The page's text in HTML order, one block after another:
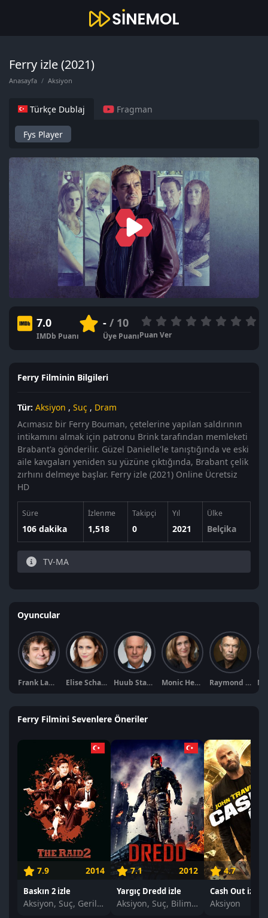
Ferry izle (2021)
Anasayfa Aksiyon
Türkçe Dublaj Fragman
Fys Player
7.0
IMDb Puanı
-/ 10
Üye PuanıPuan Ver
Ferry Filminin Bilgileri
Tür: Aksiyon , Suç , Dram
Acımasız bir Ferry Bouman, çetelerine yapılan saldırının
intikamını almak için patronu Brink tarafından memleketi
Brabant'a gönderilir. Güzel Danielle'le tanıştığında ve eski
aile kavgaları yeniden su yüzüne çıktığında, Brabant çelik
zırhını delmeye başlar. Ferry izle (2021) Online Ücretsiz
HD
Süre
106 dakika
İzlenme
1,518
Takipçi
0
Yıl
2021
Ülke
Belçika
TV-MA
Oyuncular
Frank Lammers Elise Schaap Huub Stapel Monic Hendrickx Raymond Thiry
Ferry Filmini Sevenlere Öneriler
7.9 2014
Baskın 2 izle
Aksiyon, Suç, Gerilim
7.1 2012
Yargıç Dredd izle
Aksiyon, Suç, Bilim Kurgu
4.7
Cash Out izle
Aksiyon